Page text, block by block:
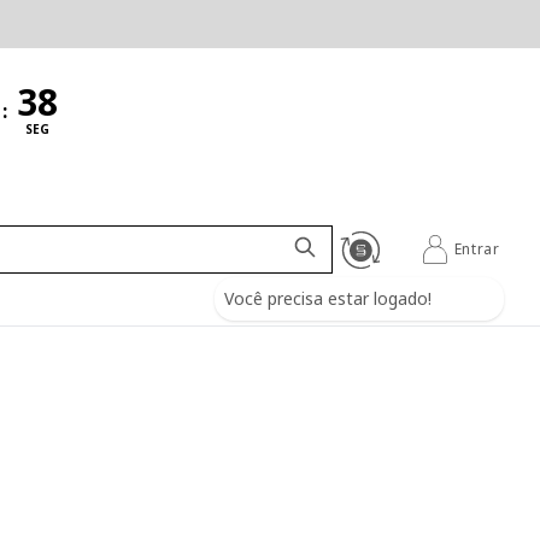
:
SEG
Você precisa estar logado!
Entrar